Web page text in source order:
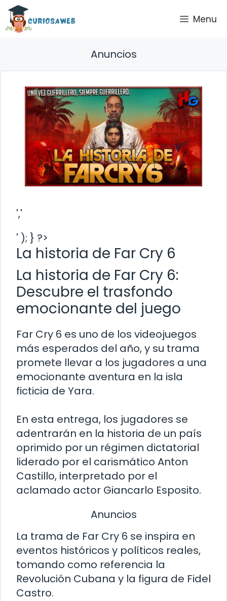
Saltar
contenido
Menu
Anuncios
','
' ); } ?>
La historia de Far Cry 6
La historia de Far Cry 6:
Descubre el trasfondo
emocionante del juego
Far Cry 6 es uno de los videojuegos
más esperados del año, y su trama
promete llevar a los jugadores a una
emocionante aventura en la isla
ficticia de Yara.
En esta entrega, los jugadores se
adentrarán en la historia de un país
oprimido por un régimen dictatorial
liderado por el carismático Anton
Castillo, interpretado por el
aclamado actor Giancarlo Esposito.
Anuncios
La trama de Far Cry 6 se inspira en
eventos históricos y políticos reales,
tomando como referencia la
Revolución Cubana y la figura de Fidel
Castro.